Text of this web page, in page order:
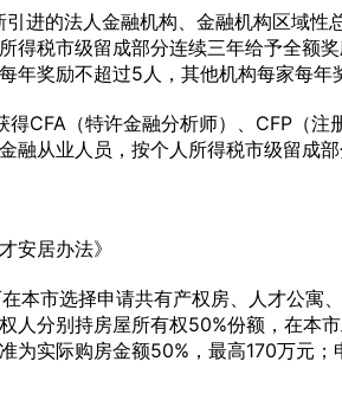
引进的法人金融机构、金融机构区域
得税市级留成部分连续三年给予全额
年奖励不超过5人，其他机构每家每年
得CFA（特许金融分析师）、CFP（
融从业人员，按个人所得税市级留成
安居办法》
本市选择申请共有产权房、人才公寓
人分别持房屋所有权50%份额，在本
为实际购房金额50%，最高170万元